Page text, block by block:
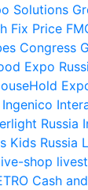
Solutions
Fix Price
Congress
Expo
Ingenico
Russia
Kids Russia
shop
Cash